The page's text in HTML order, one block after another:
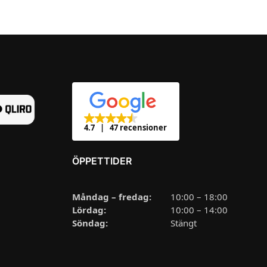
4.7 47 recensioner
ÖPPETTIDER
Måndag – fredag:
10:00 – 18:00
Lördag:
10:00 – 14:00
Söndag:
Stängt